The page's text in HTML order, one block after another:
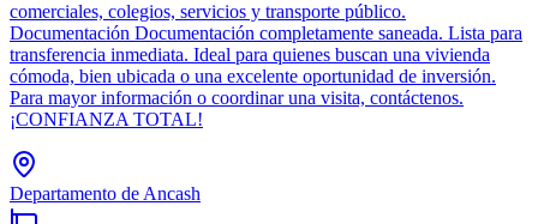
comerciales, colegios, servicios y transporte público.
Documentación Documentación completamente saneada. Lista para
transferencia inmediata. Ideal para quienes buscan una vivienda
cómoda, bien ubicada o una excelente oportunidad de inversión.
Para mayor información o coordinar una visita, contáctenos.
¡CONFIANZA TOTAL!
Departamento de Ancash